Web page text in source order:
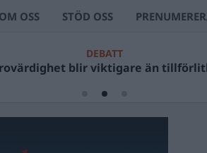
OM OSS STÖD OSS
DEBATT
blir viktigare än